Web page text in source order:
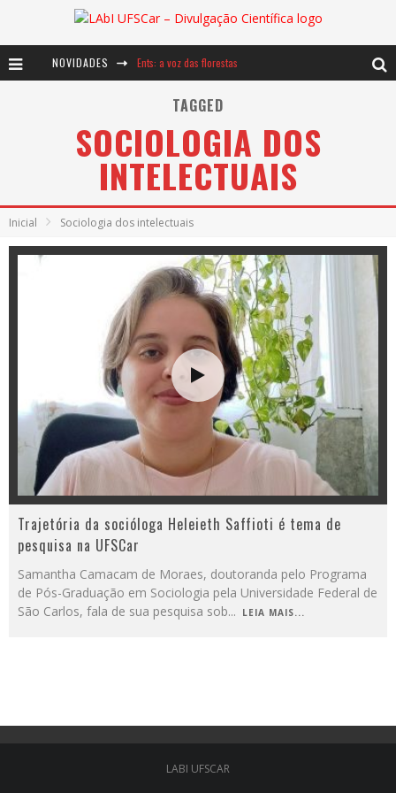
NOVIDADES Ents: a voz das florestas
Notáveis: Bertha Lutz
Baú de Histórias - A jamais imaginada aventura com os moinhos de vento
TAGGED
SOCIOLOGIA DOS
INTELECTUAIS
Inicial Sociologia dos intelectuais
Trajetória da socióloga Heleieth Saffioti é tema de
pesquisa na UFSCar
Samantha Camacam de Moraes, doutoranda pelo Programa
de Pós-Graduação em Sociologia pela Universidade Federal de
São Carlos, fala de sua pesquisa sob... LEIA MAIS...
LABI UFSCAR